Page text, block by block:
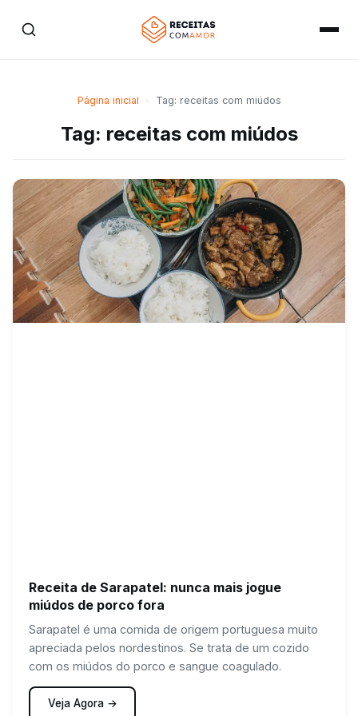
Página inicial Tag: receitas com miúdos
Tag: receitas com miúdos
Receita de Sarapatel: nunca mais jogue
miúdos de porco fora
Sarapatel é uma comida de origem portuguesa muito
apreciada pelos nordestinos. Se trata de um cozido
com os miúdos do porco e sangue coagulado.
Veja Agora →